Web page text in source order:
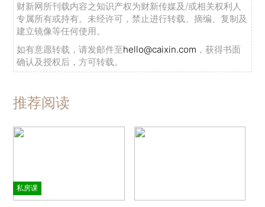
财新网所刊载内容之知识产权为财新传媒及/或相关权利人
专属所有或持有。未经许可，禁止进行转载、摘编、复制及
建立镜像等任何使用。
如有意愿转载，请发邮件至hello@caixin.com ，获得书面
确认及授权后，方可转载。
推荐阅读
私房课